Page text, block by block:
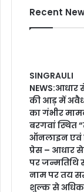
Recent
SINGRAULI
NEWS:आधार
की आड़ में
का गंभीर
बरगवां स्थित
ऑनलाइन एवं
प्रेस – आधार
पर जन्मतिथि
नाम पर तय
शुल्क से